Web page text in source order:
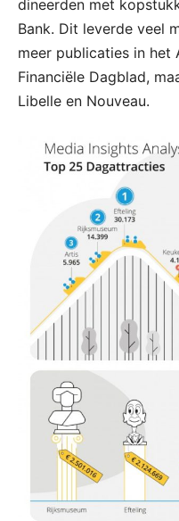
dineerden met
Bank. Dit leverde veel
meer publicaties in het
Financiële Dagblad,
Libelle en Nouveau.